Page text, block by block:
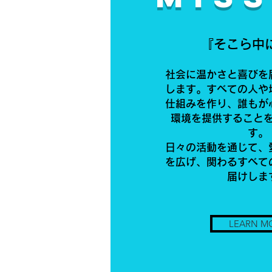
『そこら中
社会に温かさと喜び
します。すべての人
仕組みを作り、誰も
環境を提供すること
す。
日々の活動を通じて
を広げ、関わるすべ
届けしま
LEARN